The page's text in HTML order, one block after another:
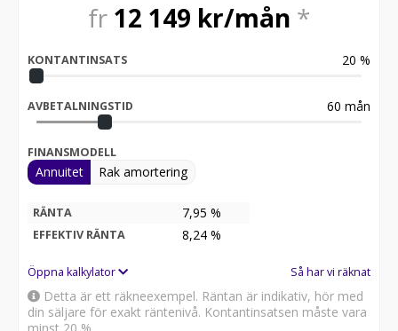
fr 12 149 kr/mån *
KONTANTINSATS 20 %
AVBETALNINGSTID 60 mån
FINANSMODELL
Annuitet Rak amortering
RÄNTA 7,95 %
EFFEKTIV RÄNTA 8,24 %
Öppna kalkylator Så har vi räknat
Detta är ett räkneexempel. Räntan är indikativ, hör med
din säljare för exakt räntenivå. Kontantinsatsen måste vara
minst 20 %.